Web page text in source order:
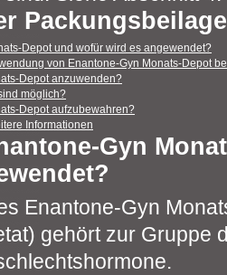
Depot und wofür wird es angewendet?
von Enantone-Gyn Monats-Depot
Depot anzuwenden?
möglich?
Depot aufzubewahren?
Informationen
Gyn
Enantone-Gyn
gehört zur Gruppe